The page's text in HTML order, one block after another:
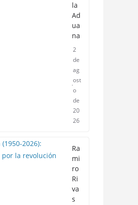
la
Ad
ua
na
2
de
ag
ost
o
de
20
26
Ra
mi
ro
Ri
va
s